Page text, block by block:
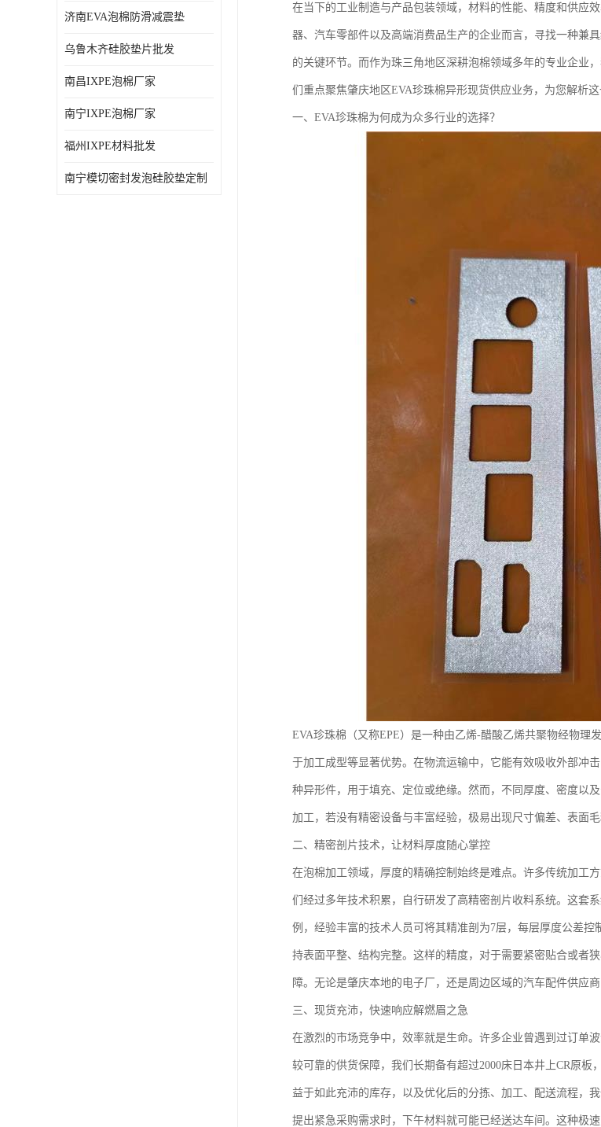
济南EVA泡棉防滑减震垫
乌鲁木齐硅胶垫片批发
南昌IXPE泡棉厂家
南宁IXPE泡棉厂家
福州IXPE材料批发
南宁模切密封发泡硅胶垫定制
在当下的工业制造与产品包装领域，材料的性能、精度和供应
器、汽车零部件以及高端消费品生产的企业而言，寻找一种兼
的关键环节。而作为珠三角地区深耕泡棉领域多年的专业企业
们重点聚焦肇庆地区EVA珍珠棉异形现货供应业务，为您解析
一、EVA珍珠棉为何成为众多行业的选择？
EVA珍珠棉（又称EPE）是一种由乙烯-醋酸乙烯共聚物经物理
于加工成型等显著优势。在物流运输中，它能有效吸收外部冲
种异形件，用于填充、定位或绝缘。然而，不同厚度、密度以
加工，若没有精密设备与丰富经验，极易出现尺寸偏差、表面毛
二、精密剖片技术，让材料厚度随心掌控
在泡棉加工领域，厚度的精确控制始终是难点。许多传统加工
们经过多年技术积累，自行研发了高精密剖片收料系统。这套
例，经验丰富的技术人员可将其精准剖为7层，每层厚度公差
持表面平整、结构完整。这样的精度，对于需要紧密贴合或者
障。无论是肇庆本地的电子厂，还是周边区域的汽车配件供应
三、现货充沛，快速响应解燃眉之急
在激烈的市场竞争中，效率就是生命。许多企业曾遇到过订单
较可靠的供货保障，我们长期备有超过2000床日本井上CR原
益于如此充沛的库存，以及优化后的分拣、加工、配送流程，
提出紧急采购需求时，下午材料就可能已经送达车间。这种极